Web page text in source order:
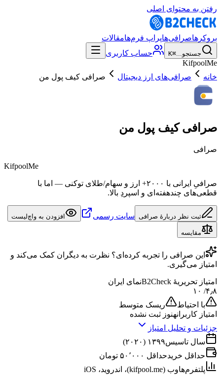
رفتن به محتوای اصلی
بروکرهاصرافی‌هاپراپ فرم‌هامقالات
جستجو...⌘K
حساب کاربری
KifpoolMe
خانه
صرافی‌های ارز دیجیتال صرافی کیف پول من
صرافی کیف پول من
صرافی
KifpoolMe
صرافیِ ایرانی با ۲۰۰۰+ ارز و سهام/طلای توکنی — اما با
قطعی‌های چندهفته‌ای و اسپردِ بالا.
ثبت نظر دربارهٔ صرافی سایت رسمی افزودن به واچ‌لیست
مقایسه
این صرافی را تجربه کرده‌ای؟ نظرت به دیگران کمک می‌کند و
امتیاز می‌گیری.
امتیاز تحریریهٔ B2Check
نمای ایران
۴٫۸/ ۱۰
با احتیاط
ریسک متوسط
امتیاز کاربرانهنوز ثبت نشده
جزئیات و تحلیل امتیاز
سال تاسیس۱۳۹۹ (۲۰۲۰)
حداقل خریدحداقل ۵۰٬۰۰۰ تومان
پلتفرم‌هاوب (kifpool.me)، اندروید، iOS